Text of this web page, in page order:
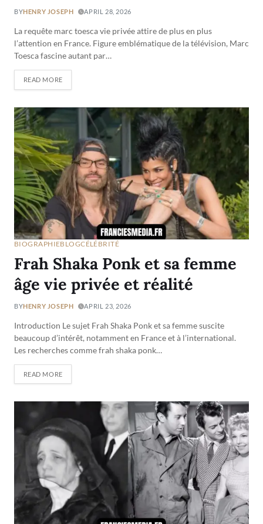
BYHENRY JOSEPH APRIL 28, 2026
La requête marc toesca vie privée attire de plus en plus
l’attention en France. Figure emblématique de la télévision, Marc
Toesca fascine autant par…
READ MORE
BIOGRAPHIEBLOGCÉLÉBRITÉ
Frah Shaka Ponk et sa femme
âge vie privée et réalité
BYHENRY JOSEPH APRIL 23, 2026
Introduction Le sujet Frah Shaka Ponk et sa femme suscite
beaucoup d’intérêt, notamment en France et à l’international.
Les recherches comme frah shaka ponk…
READ MORE